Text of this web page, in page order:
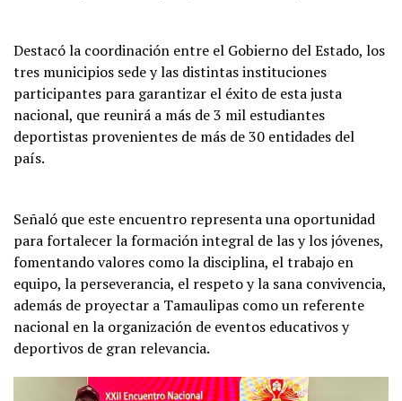
Destacó la coordinación entre el Gobierno del Estado, los
tres municipios sede y las distintas instituciones
participantes para garantizar el éxito de esta justa
nacional, que reunirá a más de 3 mil estudiantes
deportistas provenientes de más de 30 entidades del
país.
Señaló que este encuentro representa una oportunidad
para fortalecer la formación integral de las y los jóvenes,
fomentando valores como la disciplina, el trabajo en
equipo, la perseverancia, el respeto y la sana convivencia,
además de proyectar a Tamaulipas como un referente
nacional en la organización de eventos educativos y
deportivos de gran relevancia.